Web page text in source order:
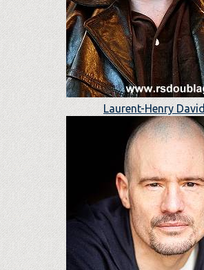
Laurent-Henry David